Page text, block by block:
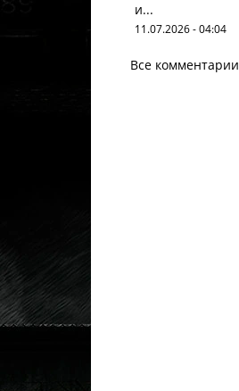
и...
11.07.2026 - 04:04
Все комментарии